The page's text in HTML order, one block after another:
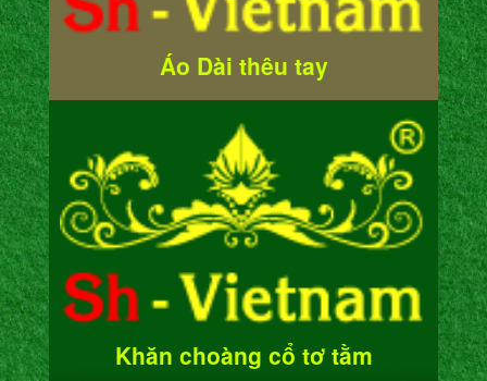
Áo Dài thêu tay
Khăn choàng cổ tơ tằm